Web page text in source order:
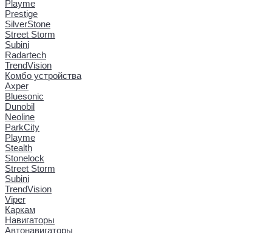
Playme
Prestige
SilverStone
Street Storm
Subini
Radartech
TrendVision
Комбо устройства
Axper
Bluesonic
Dunobil
Neoline
ParkCity
Playme
Stealth
Stonelock
Street Storm
Subini
TrendVision
Viper
Каркам
Навигаторы
Автонавигаторы